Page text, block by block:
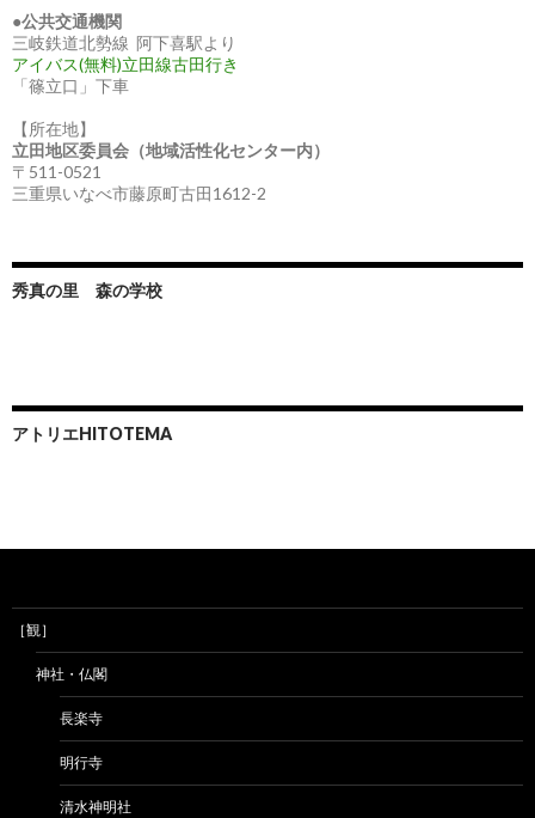
●公共交通機関
三岐鉄道北勢線 阿下喜駅より
アイバス(無料)立田線古田行き
「篠立口」下車
【所在地】
立田地区委員会（地域活性化センター内）
〒511-0521
三重県いなべ市藤原町古田1612-2
秀真の里 森の学校
アトリエHITOTEMA
［観］
神社・仏閣
長楽寺
明行寺
清水神明社